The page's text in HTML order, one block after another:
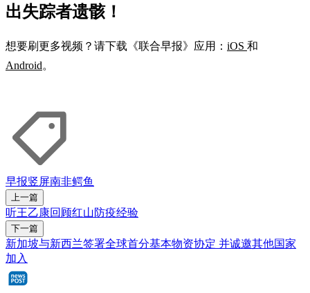
出失踪者遗骸！
想要刷更多视频？请下载《联合早报》应用： iOS 和
Android。
早报竖屏南非鳄鱼
上一篇
听王乙康回顾红山防疫经验
下一篇
新加坡与新西兰签署全球首分基本物资协定 并诚邀其他国家
加入